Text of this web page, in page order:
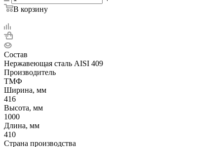
В корзину
Состав
Нержавеющая сталь AISI 409
Производитель
ТМФ
Ширина, мм
416
Высота, мм
1000
Длина, мм
410
Страна производства